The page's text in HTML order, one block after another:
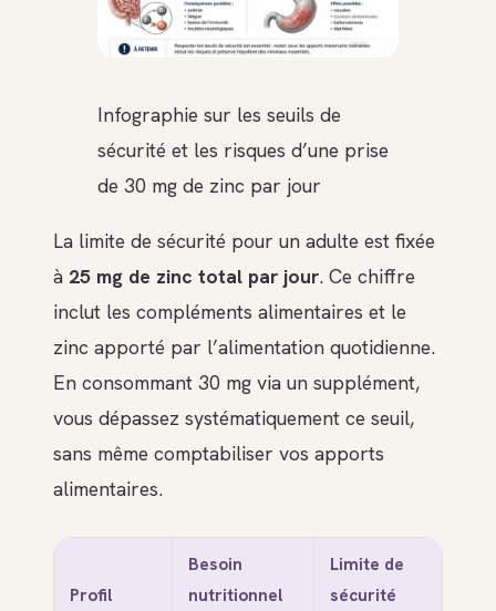
Infographie sur les seuils de
sécurité et les risques d’une prise
de 30 mg de zinc par jour
La limite de sécurité pour un adulte est fixée
à 25 mg de zinc total par jour. Ce chiffre
inclut les compléments alimentaires et le
zinc apporté par l’alimentation quotidienne.
En consommant 30 mg via un supplément,
vous dépassez systématiquement ce seuil,
sans même comptabiliser vos apports
alimentaires.
Profil
Besoin
nutritionnel
Limite de
sécurité